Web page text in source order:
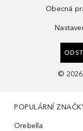
Obecná
© 2026
POPULÁRNÍ
Orebella